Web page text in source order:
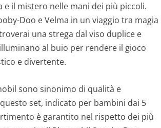
e il mistero nelle mani dei più piccoli.
Doo e Velma in un viaggio tra magia
una strega dal viso duplice e
al buio per rendere il gioco
e divertente.
sono sinonimo di qualità e
set, indicato per bambini dai 5
è garantito nel rispetto dei più